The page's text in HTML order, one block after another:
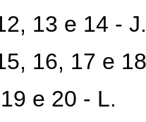
13 e 14 - J.
16, 17 e
e 20 - L.